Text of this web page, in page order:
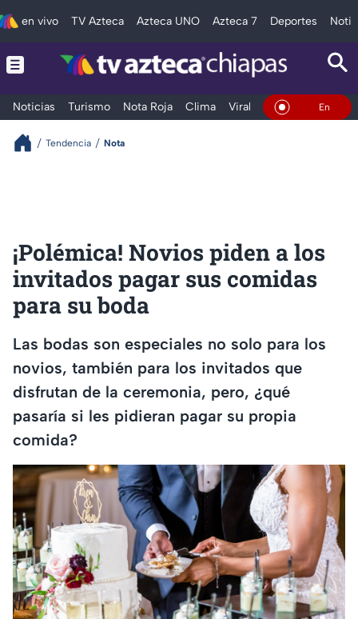
en vivo TV Azteca Azteca UNO Azteca 7 Deportes
Noticias Turismo Nota Roja Clima Viral y Tendencia En Vivo
Tendencia Nota
¡Polémica! Novios piden a los
invitados pagar sus comidas
para su boda
Las bodas son especiales no solo para los
novios, también para los invitados que
disfrutan de la ceremonia, pero, ¿qué
pasaría si les pidieran pagar su propia
comida?